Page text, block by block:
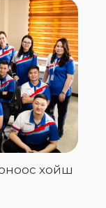
хойш